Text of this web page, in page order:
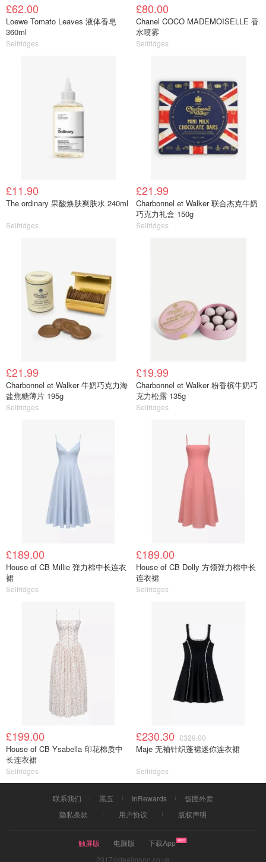
£62.00
Loewe Tomato Leaves 液体香皂
360ml
Selfridges
£80.00
Chanel COCO MADEMOISELLE 香
水喷雾
Selfridges
£11.90
The ordinary 果酸焕肤爽肤水 240ml
Selfridges
£21.99
Charbonnel et Walker 联合杰克牛奶
巧克力礼盒 150g
Selfridges
£21.99
Charbonnel et Walker 牛奶巧克力海
盐焦糖薄片 195g
Selfridges
£19.99
Charbonnel et Walker 粉香槟牛奶巧
克力松露 135g
Selfridges
£189.00
House of CB Millie 弹力棉中长连衣
裙
Selfridges
£189.00
House of CB Dolly 方领弹力棉中长
连衣裙
Selfridges
£199.00
House of CB Ysabella 印花棉质中
长连衣裙
Selfridges
£230.30 £329.00
Maje 无袖针织蓬裙迷你连衣裙
Selfridges
联系我们 黑五 InRewards
饭团外卖
隐私条款
用户协议 版权声明
触屏版 电脑版
下载App
2017©dealmoon.co.uk